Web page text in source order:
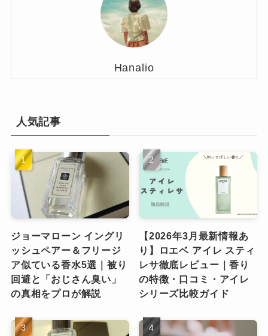
Hanalio
人気記事
ジョーマローン イングリ
ッシュペアー＆フリージ
ア似ている香水5選｜被り
回避と「おじさん臭い」
の真相をプロが解説
【2026年3月最新情報あ
り】ロエベ アイレ スティ
レサ徹底レビュー｜香り
の特徴・口コミ・アイレ
シリーズ比較ガイド